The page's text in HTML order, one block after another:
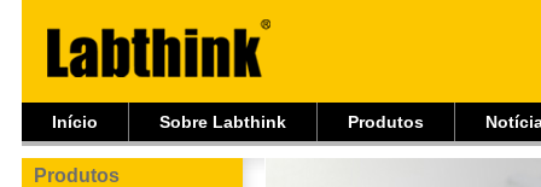
Início Sobre Labthink Produtos
Produtos